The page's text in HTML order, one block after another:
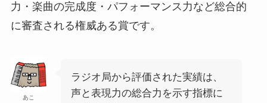
力・楽曲の完成度・パフォーマンス力など総合的
に審査される権威ある賞です。
あこ
ラジオ局から評価された実績は、
声と表現力の総合力を示す指標に